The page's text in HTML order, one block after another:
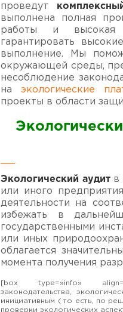
проведут
выполнена полная
работы и высокая
гарантировать
выполнение. Мы
окружающей среды,
несоблюдение
на
экологические
проекты в области
Экологический аудит в
или иного
деятельности на
избежать в
государственными
или иных
облагается
момента получения
[box type=»info»
законодательства,
инициативным ( то есть, по
проверки экологических